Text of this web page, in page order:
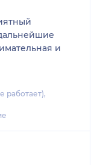
и